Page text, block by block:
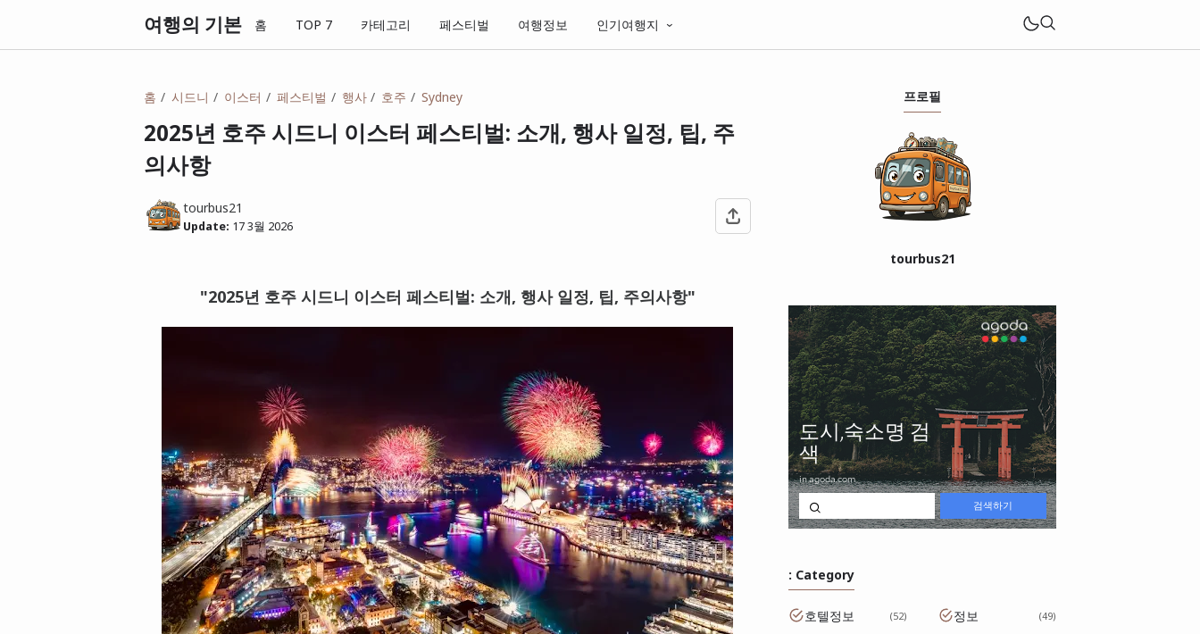
여행의 기본 홈 TOP 7 카테고리 페스티벌 여행정보 인기여행지
홈 시드니 이스터 페스티벌 행사 호주 Sydney
2025년 호주 시드니 이스터 페스티벌: 소개, 행사 일정, 팁, 주
의사항
tourbus21
Update: 17 3월 2026
"2025년 호주 시드니 이스터 페스티벌: 소개, 행사 일정, 팁, 주의사항"
프로필
tourbus21
: Category
호텔정보 52 정보 49